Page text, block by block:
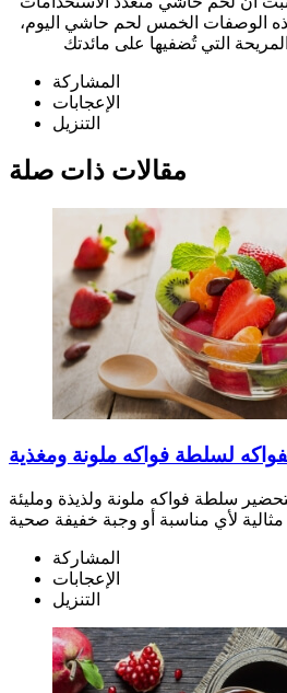
الوصفات الخمس لحم حاشي اليوم،
المشاركة
الإعجابات
التنزيل
مقالات ذات صلة
لسلطة فواكه ملونة ومغذية
سلطة فواكه ملونة ولذيذة ومليئة
مثالية لأي مناسبة أو وجبة خفيفة صحية
المشاركة
الإعجابات
التنزيل